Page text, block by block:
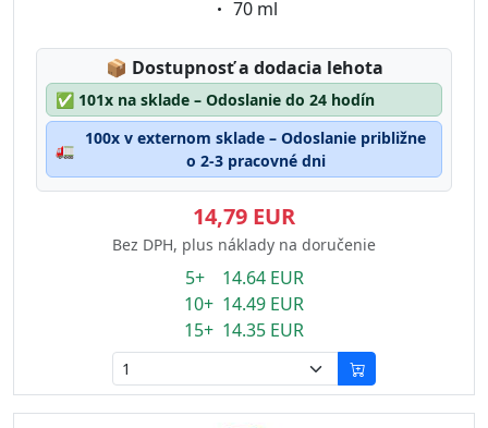
Eigenschaft:
70 ml
📦 Lagerstatus:
Dostupnosť a dodacia lehota
✅ 101x na sklade – Odoslanie do 24 hodín
🚛
100x v externom sklade – Odoslanie približne
o 2-3 pracovné dni
14,79 EUR
Bez DPH, plus náklady na doručenie
5+ 14.64 EUR
10+ 14.49 EUR
15+ 14.35 EUR